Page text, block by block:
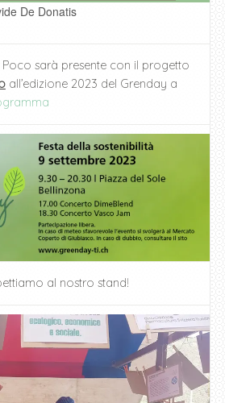
De Donatis
Poco sarà presente con il progetto
all’edizione 2023 del Grenday a
al nostro stand!